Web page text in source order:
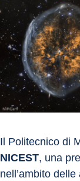
Il Politecnico di
NICEST, una
nell’ambito